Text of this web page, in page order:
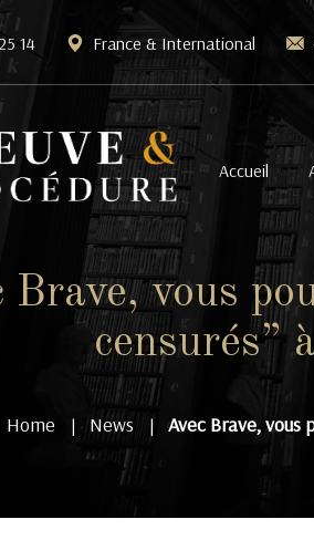
14 France & International
Accueil
Brave, vous
censurés”
Home | News | Avec Brave, vous